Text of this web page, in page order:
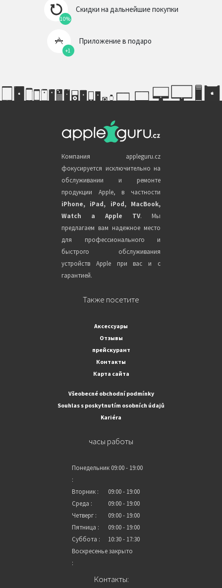
10%
Скидки на дальнейшие покупки
+1
Приложение в подаро
Компания appleguru.cz
фокусируется исключительно на
обслуживании и ремонте
продукции Apple, в частности
iPhone, iPad, iPod, MacBook,
Watch a Apple TV. Мы
предлагаем вам надежное место
для профессионального и
быстрого обслуживания
устройств Apple при вас и с
гарантией.
Также посетите
Аксессуары
Отзывы
прейскурант
Контакты
Карта сайта
Všeobecné obchodní podmínky
Souhlas s poskytnutím osobních údajů
Kariéra
часы работы
Понедельник
:
09:00 - 19:00
Вторник :
09:00 - 19:00
Среда :
09:00 - 19:00
Четверг :
09:00 - 19:00
Пятница :
09:00 - 19:00
Суббота :
10:30 - 17:30
Воскресенье
:
закрыто
Контакты: